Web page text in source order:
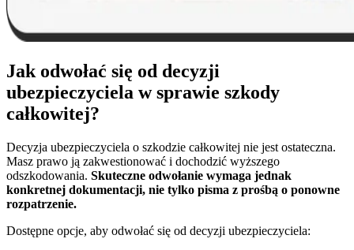
Jak odwołać się od decyzji
ubezpieczyciela w sprawie szkody
całkowitej?
Decyzja ubezpieczyciela o szkodzie całkowitej nie jest ostateczna.
Masz prawo ją zakwestionować i dochodzić wyższego
odszkodowania. Skuteczne odwołanie wymaga jednak
konkretnej dokumentacji, nie tylko pisma z prośbą o ponowne
rozpatrzenie.
Dostępne opcje, aby odwołać się od decyzji ubezpieczyciela: